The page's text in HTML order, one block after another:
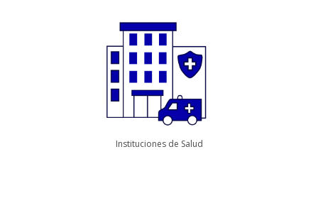
Instituciones de Salud